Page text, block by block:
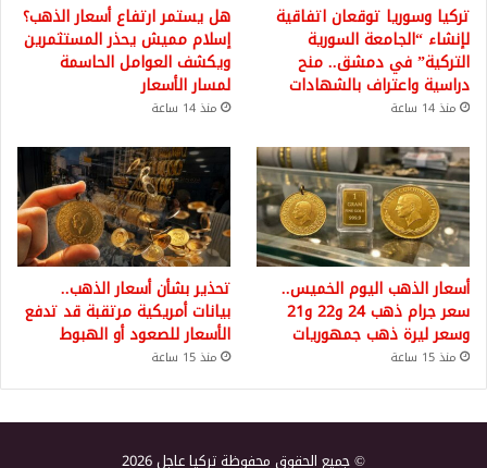
تركيا وسوريا توقعان اتفاقية
لإنشاء “الجامعة السورية
التركية” في دمشق.. منح
دراسية واعتراف بالشهادات
منذ 14 ساعة
هل يستمر ارتفاع أسعار الذهب؟
إسلام مميش يحذر المستثمرين
ويكشف العوامل الحاسمة
لمسار الأسعار
منذ 14 ساعة
أسعار الذهب اليوم الخميس..
سعر جرام ذهب 24 و22 و21
وسعر ليرة ذهب جمهوريات
منذ 15 ساعة
تحذير بشأن أسعار الذهب..
بيانات أمريكية مرتقبة قد تدفع
الأسعار للصعود أو الهبوط
منذ 15 ساعة
© جميع الحقوق محفوظة تركيا عاجل 2026